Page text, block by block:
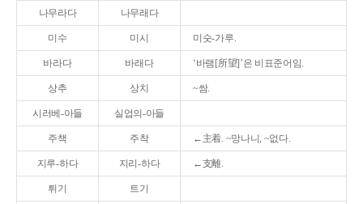
나무라다 나무래다
미수 미시 미숫-가루.
바라다 바래다 ‘바램[所望]’은 비표준어임.
상추 상치 ~쌈.
시러베-아들 실업의-아들
주책 주착 ←主着. ~망나니, ~없다.
지루-하다 지리-하다 ←支離.
튀기 트기